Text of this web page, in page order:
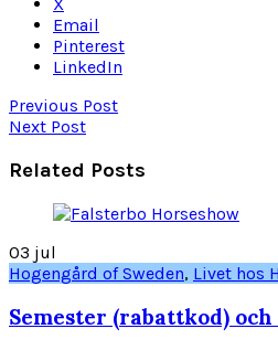
Email
Pinterest
LinkedIn
Previous Post
Next Post
Related Posts
03 jul
Hogengård of Sweden, Livet hos
Semester (rabattkod)